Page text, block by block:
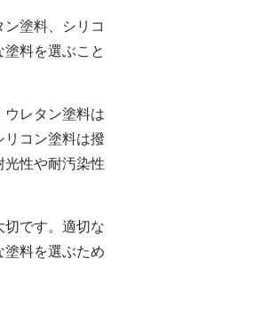
塗料、シリコ
料を選ぶこと
ウレタン塗料は
コン塗料は撥
光性や耐汚染性
です。適切な
料を選ぶため